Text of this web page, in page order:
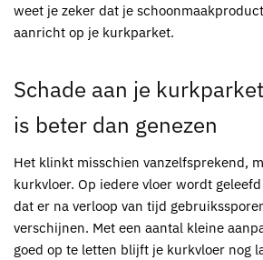
weet je zeker dat je
aanricht op je kurkparket.
Schade aan je kurkparket
is beter dan genezen
Het klinkt misschien vanzelfsprekend,
kurkvloer. Op iedere vloer wordt
dat er na verloop van tijd
verschijnen. Met een aantal kleine
goed op te letten blijft je kurkvloer nog